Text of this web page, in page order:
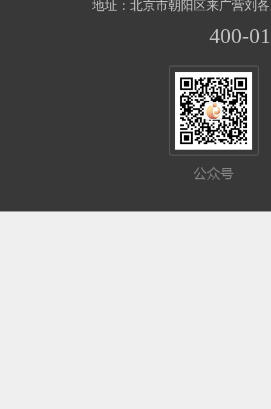
地址：北京市朝阳区来广营刘
400-